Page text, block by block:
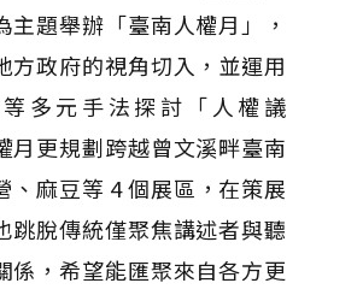
主題舉辦「臺南人權月」，
方政府的視角切入，並運用
多元手法探討「人權議
月更規劃跨越曾文溪畔臺南
、麻豆等 4 個展區，在策展
跳脫傳統僅聚焦講述者與聽
係，希望能匯聚來自各方更